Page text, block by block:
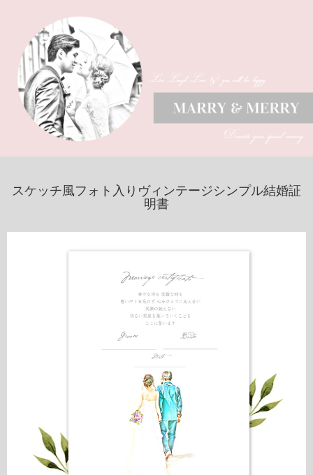
スケッチ風フォト入りヴィンテージシンプル結婚証
明書